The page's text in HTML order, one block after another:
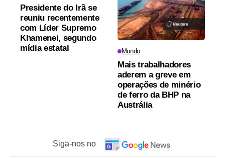
Presidente do Irã se
reuniu recentemente
com Líder Supremo
Khamenei, segundo
mídia estatal
Mundo
Mais trabalhadores
aderem a greve em
operações de minério
de ferro da BHP na
Austrália
Siga-nos no